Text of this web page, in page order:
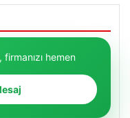
hemen